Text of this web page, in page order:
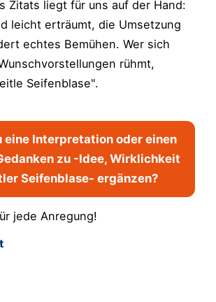
Zitats liegt für uns auf der Hand:
leicht erträumt, die Umsetzung
echtes Bemühen. Wer sich
rühmt,
Seifenblase".
eine Interpretation oder einen
zu -Idee, Wirklichkeit
Seifenblase- ergänzen?
jede Anregung!
leer lassen